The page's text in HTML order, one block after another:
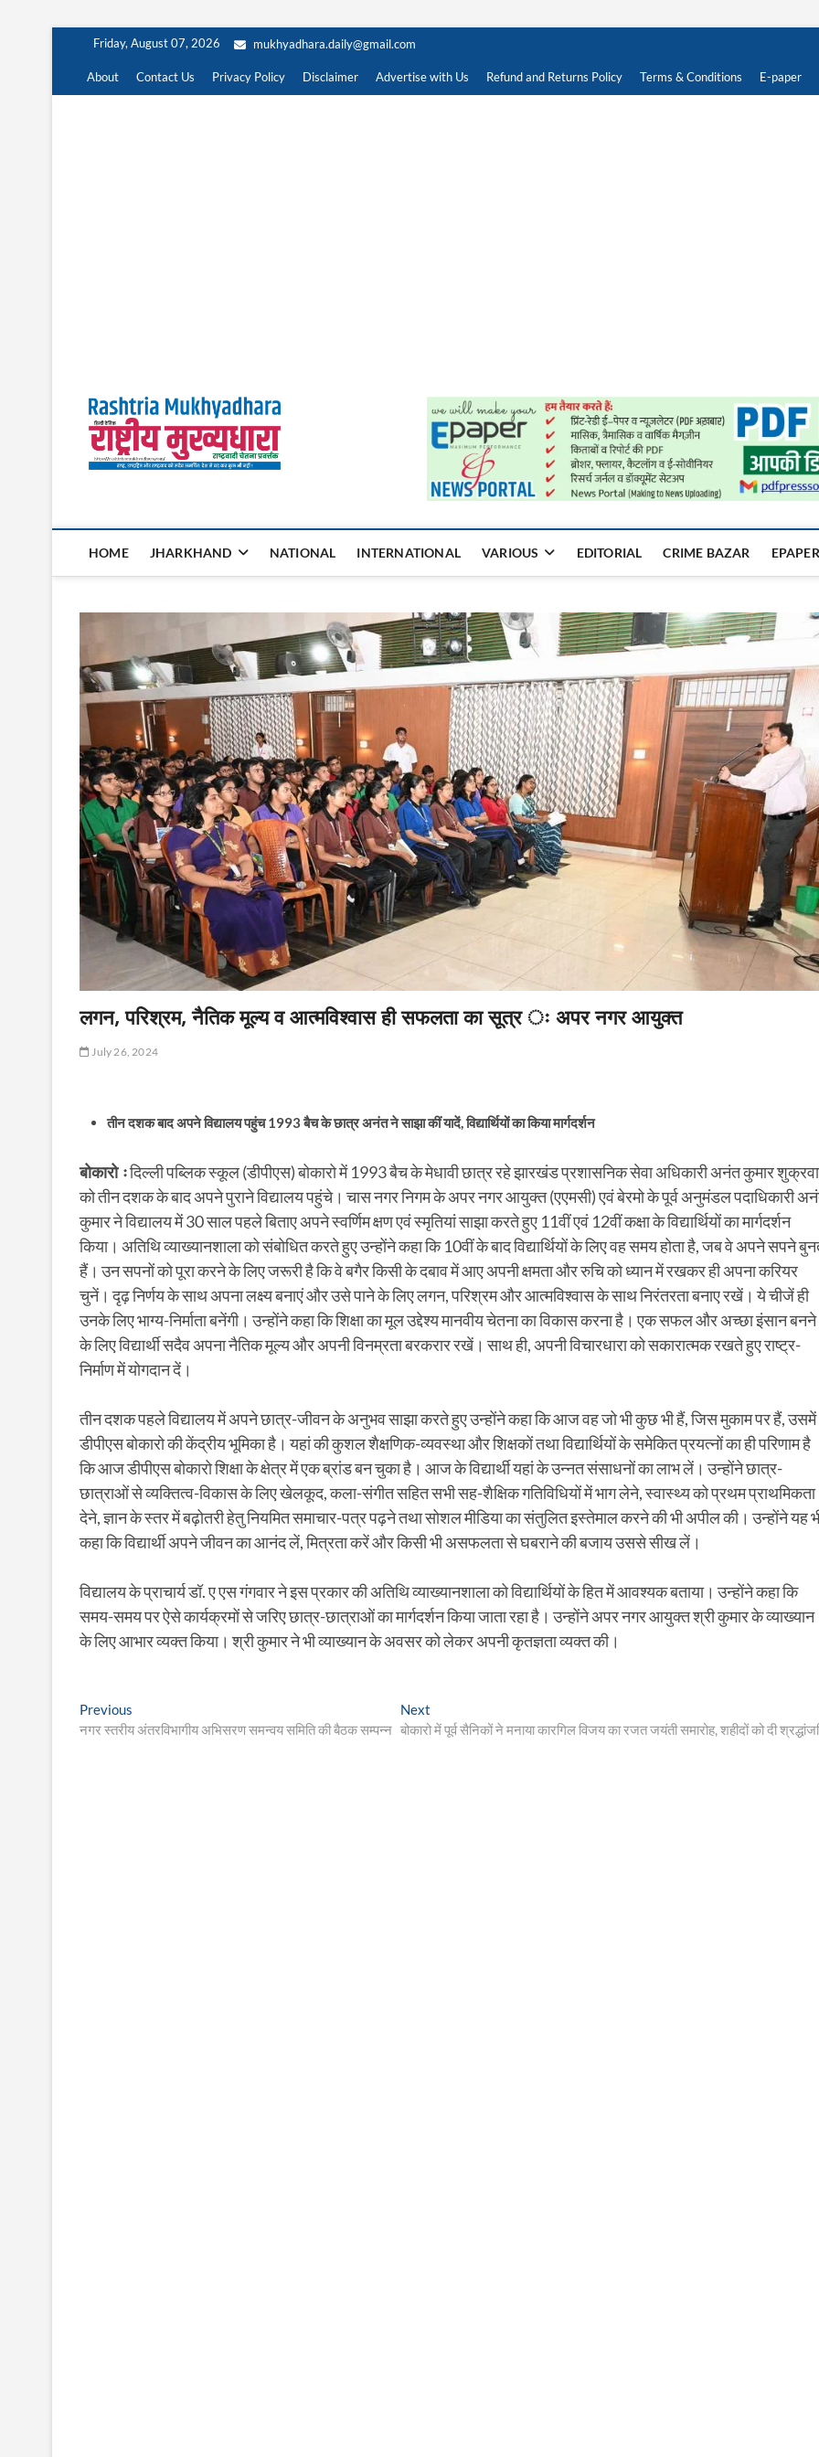
content
Friday, August 07, 2026 mukhyadhara.daily@gmail.com
About Contact Us Privacy Policy Disclaimer Advertise with Us Refund and Returns Policy Terms & Conditions E-paper
Rashtria Mukhyadhara
HOME JHARKHAND NATIONAL INTERNATIONAL VARIOUS EDITORIAL CRIME BAZAR
लगन, परिश्रम, नैतिक मूल्य व आत्मविश्वास ही सफलता का सूत्र ः अपर नगर आयुक्त
July 26, 2024
तीन दशक बाद अपने विद्यालय पहुंच 1993 बैच के छात्र अनंत ने साझा कीं यादें, विद्यार्थियों का किया मार्गदर्शन
बोकारो ःदिल्ली पब्लिक स्कूल (डीपीएस) बोकारो में 1993 बैच के मेधावी छात्र रहे झारखंड प्रशासनिक सेवा अधिकारी अनंत कुमार
को तीन दशक के बाद अपने पुराने विद्यालय पहुंचे। चास नगर निगम के अपर नगर आयुक्त (एएमसी) एवं बेरमो के पूर्व अनुमंडल पदाधिकारी
कुमार ने विद्यालय में 30 साल पहले बिताए अपने स्वर्णिम क्षण एवं स्मृतियां साझा करते हुए 11वीं एवं 12वीं कक्षा के विद्यार्थियों का मार्गदर्शन
किया। अतिथि व्याख्यानशाला को संबोधित करते हुए उन्होंने कहा कि 10वीं के बाद विद्यार्थियों के लिए वह समय होता है, जब वे अपने सपने
हैं। उन सपनों को पूरा करने के लिए जरूरी है कि वे बगैर किसी के दबाव में आए अपनी क्षमता और रुचि को ध्यान में रखकर ही अपना करियर
चुनें। दृढ़ निर्णय के साथ अपना लक्ष्य बनाएं और उसे पाने के लिए लगन, परिश्रम और आत्मविश्वास के साथ निरंतरता बनाए रखें। ये चीजें ही
उनके लिए भाग्य-निर्माता बनेंगी। उन्होंने कहा कि शिक्षा का मूल उद्देश्य मानवीय चेतना का विकास करना है। एक सफल और अच्छा इंसान बनने
के लिए विद्यार्थी सदैव अपना नैतिक मूल्य और अपनी विनम्रता बरकरार रखें। साथ ही, अपनी विचारधारा को सकारात्मक रखते हुए राष्ट्र-
निर्माण में योगदान दें।
तीन दशक पहले विद्यालय में अपने छात्र-जीवन के अनुभव साझा करते हुए उन्होंने कहा कि आज वह जो भी कुछ भी हैं, जिस मुकाम पर हैं, उसमें
डीपीएस बोकारो की केंद्रीय भूमिका है। यहां की कुशल शैक्षणिक-व्यवस्था और शिक्षकों तथा विद्यार्थियों के समेकित प्रयत्नों का ही परिणाम है
कि आज डीपीएस बोकारो शिक्षा के क्षेत्र में एक ब्रांड बन चुका है। आज के विद्यार्थी यहां के उन्नत संसाधनों का लाभ लें। उन्होंने छात्र-
छात्राओं से व्यक्तित्व-विकास के लिए खेलकूद, कला-संगीत सहित सभी सह-शैक्षिक गतिविधियों में भाग लेने, स्वास्थ्य को प्रथम प्राथमिकता
देने, ज्ञान के स्तर में बढ़ोतरी हेतु नियमित समाचार-पत्र पढ़ने तथा सोशल मीडिया का संतुलित इस्तेमाल करने की भी अपील की। उन्होंने यह
कहा कि विद्यार्थी अपने जीवन का आनंद लें, मित्रता करें और किसी भी असफलता से घबराने की बजाय उससे सीख लें।
विद्यालय के प्राचार्य डॉ. ए एस गंगवार ने इस प्रकार की अतिथि व्याख्यानशाला को विद्यार्थियों के हित में आवश्यक बताया। उन्होंने कहा कि
समय-समय पर ऐसे कार्यक्रमों से जरिए छात्र-छात्राओं का मार्गदर्शन किया जाता रहा है। उन्होंने अपर नगर आयुक्त श्री कुमार के व्याख्यान
के लिए आभार व्यक्त किया। श्री कुमार ने भी व्याख्यान के अवसर को लेकर अपनी कृतज्ञता व्यक्त की।
Post
navigation
Previous
post:
नगर स्तरीय अंतरविभागीय अभिसरण समन्वय समिति की बैठक सम्पन्न
Next
post:
बोकारो में पूर्व सैनिकों ने मनाया कारगिल विजय का रजत जयंती समारोह, शहीदों को दी